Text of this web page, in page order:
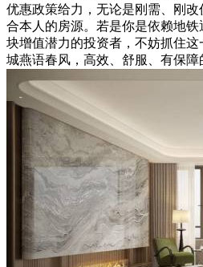
优惠政策给力，无论是刚需、刚
合本人的房源。若是你是依赖地
块增值潜力的投资者，不妨抓住
城燕语春风，高效、舒服、有保障